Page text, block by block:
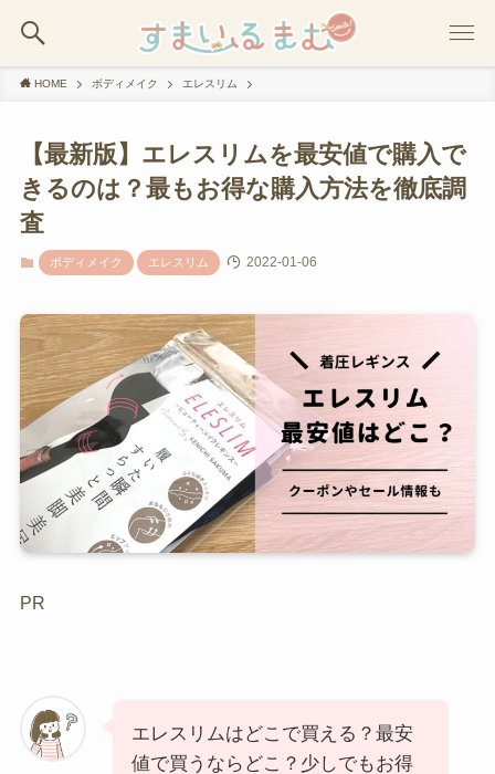
HOME ボディメイク エレスリム
【最新版】エレスリムを最安値で購入で
きるのは？最もお得な購入方法を徹底調
査
ボディメイク エレスリム 2022-01-06
PR
エレスリムはどこで買える？最安
値で買うならどこ？少しでもお得